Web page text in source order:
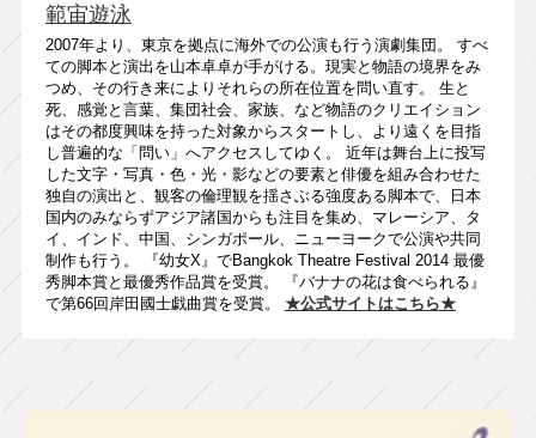
範宙遊泳
2007年より、東京を拠点に海外での公演も行う演劇集団。 すべ
ての脚本と演出を山本卓卓が手がける。現実と物語の境界をみ
つめ、その行き来によりそれらの所在位置を問い直す。 生と
死、感覚と言葉、集団社会、家族、など物語のクリエイション
はその都度興味を持った対象からスタートし、より遠くを目指
し普遍的な「問い」へアクセスしてゆく。 近年は舞台上に投写
した文字・写真・色・光・影などの要素と俳優を組み合わせた
独自の演出と、観客の倫理観を揺さぶる強度ある脚本で、日本
国内のみならずアジア諸国からも注目を集め、マレーシア、タ
イ、インド、中国、シンガポール、ニューヨークで公演や共同
制作も行う。 『幼女X』でBangkok Theatre Festival 2014 最優
秀脚本賞と最優秀作品賞を受賞。 『バナナの花は食べられる』
で第66回岸田國士戯曲賞を受賞。 ★公式サイトはこちら★